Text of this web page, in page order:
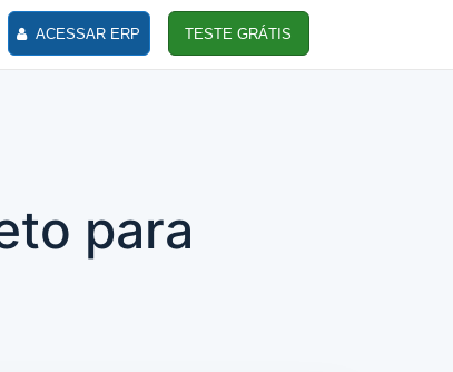
ACESSAR ERP TESTE GRÁTIS
para